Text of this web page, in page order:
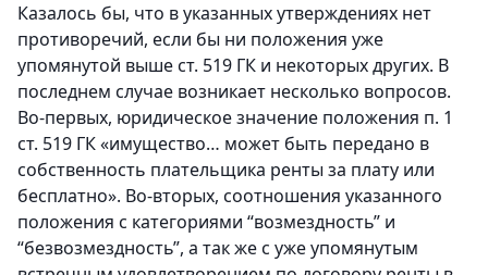
Казалось бы, что в указанных утверждениях нет
противоречий, если бы ни положения уже
упомянутой выше ст. 519 ГК и некоторых других. В
последнем случае возникает несколько вопросов.
Во-первых, юридическое значение положения п. 1
ст. 519 ГК «имущество… может быть передано в
собственность плательщика ренты за плату или
бесплатно». Во-вторых, соотношения указанного
положения с категориями “возмездность” и
“безвозмездность”, а так же с уже упомянутым